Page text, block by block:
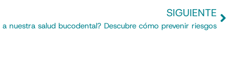
SIGUIENTE
nuestra salud bucodental? Descubre cómo prevenir riesgos